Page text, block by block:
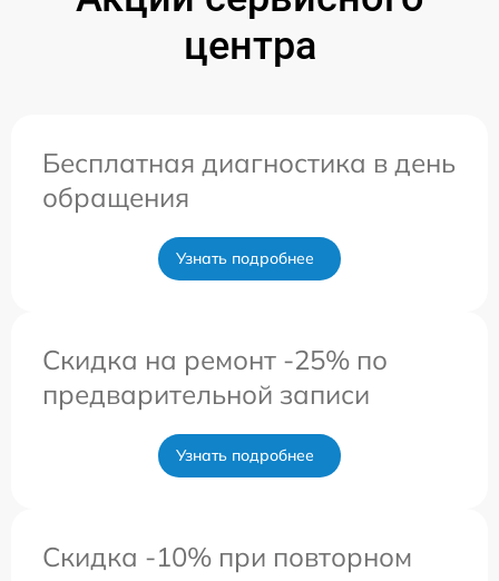
центра
Бесплатная диагностика в день
обращения
Узнать подробнее
Скидка на ремонт -25% по
предварительной записи
Узнать подробнее
Скидка -10% при повторном